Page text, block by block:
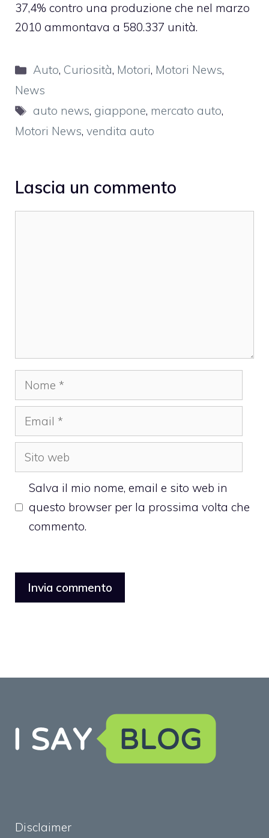
37,4% contro una produzione che nel marzo
2010 ammontava a 580.337 unità.
Categorie
Auto, Curiosità, Motori, Motori News,
News
Tag
auto news, giappone, mercato auto,
Motori News, vendita auto
Lascia un commento
Nome
Email
Sito
web
Salva il mio nome, email e sito web in
questo browser per la prossima volta che
commento.
Disclaimer